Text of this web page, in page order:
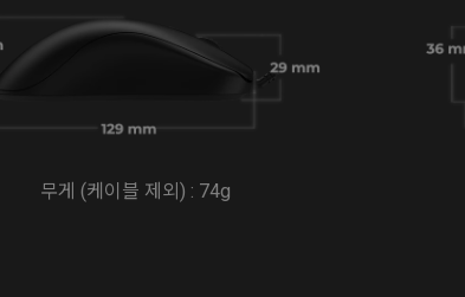
무게 (케이블 제외) : 74g